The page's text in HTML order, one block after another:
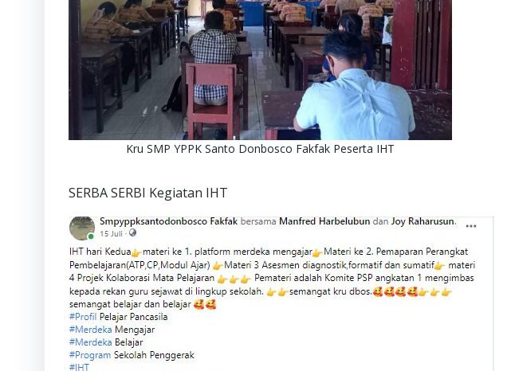
Kru SMP YPPK Santo Donbosco Fakfak Peserta IHT
SERBA SERBI Kegiatan IHT